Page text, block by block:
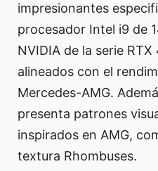
impresionantes
procesador Intel i9 de
NVIDIA de la serie
alineados con el
Mercedes-AMG.
presenta patrones
inspirados en AMG,
textura Rhombuses.